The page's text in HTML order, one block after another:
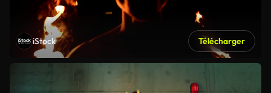
iStock Télécharger